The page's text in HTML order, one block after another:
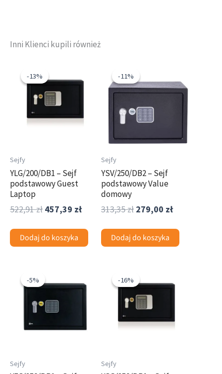
Inni Klienci kupili również
-13%
-13%
Sejfy
YLG/200/DB1 – Sejf
podstawowy Guest
Laptop
522,91zł
cena
wynosiła:
522,91 zł.
457,39 zł
wynosi:
457,39 zł.
Dodaj do koszyka
-11%
-11%
Sejfy
YSV/250/DB2 – Sejf
podstawowy Value
domowy
313,35zł
cena
wynosiła:
313,35 zł.
279,00 zł
wynosi:
279,00 zł.
Dodaj do koszyka
-5%
-5%
Sejfy
cena
wynosiła:
522,91 zł.
wynosi:
-16%
-16%
Sejfy
cena
wynosiła:
465,19 zł.
wynosi: